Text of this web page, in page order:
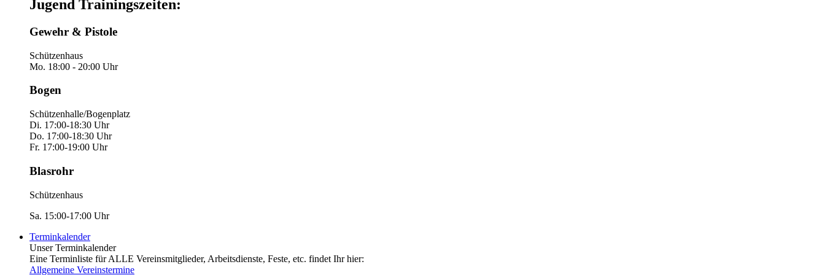
Jugend Trainingszeiten:
Gewehr & Pistole
Schützenhaus
Mo. 18:00 - 20:00 Uhr
Bogen
Schützenhalle/Bogenplatz
Di. 17:00-18:30 Uhr
Do. 17:00-18:30 Uhr
Fr. 17:00-19:00 Uhr
Blasrohr
Schützenhaus
Sa. 15:00-17:00 Uhr
Terminkalender
Unser Terminkalender
Eine Terminliste für ALLE Vereinsmitglieder, Arbeitsdienste, Feste, etc. findet Ihr hier:
Allgemeine Vereinstermine